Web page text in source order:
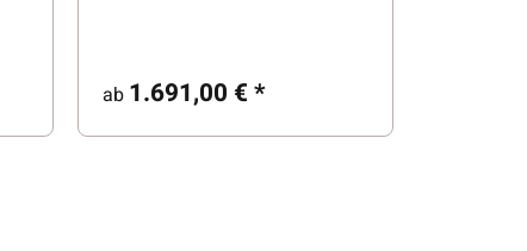
ab 1.691,00 €*